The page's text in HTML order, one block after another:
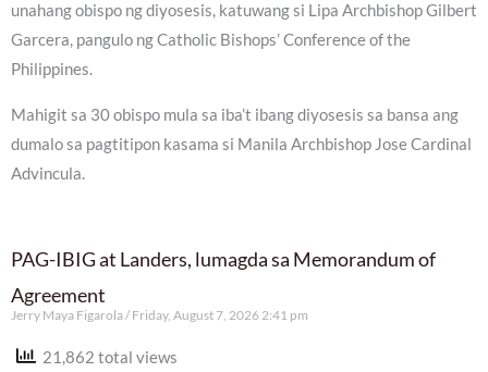
unahang obispo ng diyosesis, katuwang si Lipa Archbishop Gilbert
Garcera, pangulo ng Catholic Bishops’ Conference of the
Philippines.
Mahigit sa 30 obispo mula sa iba’t ibang diyosesis sa bansa ang
dumalo sa pagtitipon kasama si Manila Archbishop Jose Cardinal
Advincula.
PAG-IBIG at Landers, lumagda sa Memorandum of
Agreement
Jerry Maya Figarola Friday, August 7, 2026 2:41 pm
21,862 total views